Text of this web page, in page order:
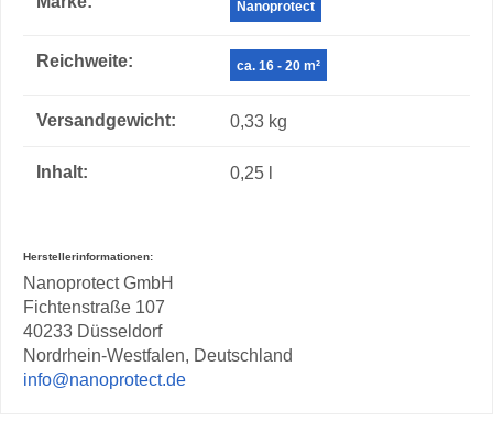
Nanoprotect
Reichweite‍: ca. 16 - 20 m²
Versandgewicht‍: 0,33 kg
Inhalt‍: 0,25 l
Herstellerinformationen:
Nanoprotect GmbH
Fichtenstraße 107
40233 Düsseldorf
Nordrhein-Westfalen, Deutschland
info@nanoprotect.de